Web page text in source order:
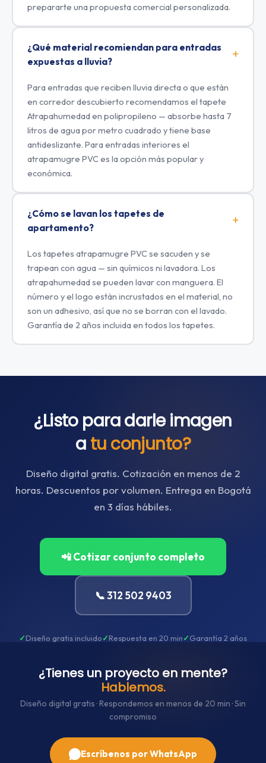
prepararte una propuesta comercial personalizada.
¿Qué material recomiendan para entradas
expuestas a lluvia?
Para entradas que reciben lluvia directa o que están
en corredor descubierto recomendamos el tapete
Atrapahumedad en polipropileno — absorbe hasta 7
litros de agua por metro cuadrado y tiene base
antideslizante. Para entradas interiores el
atrapamugre PVC es la opción más popular y
económica.
¿Cómo se lavan los tapetes de
apartamento?
Los tapetes atrapamugre PVC se sacuden y se
trapean con agua — sin químicos ni lavadora. Los
atrapahumedad se pueden lavar con manguera. El
número y el logo están incrustados en el material, no
son un adhesivo, así que no se borran con el lavado.
Garantía de 2 años incluida en todos los tapetes.
¿Listo para darle imagen
a tu conjunto?
Diseño digital gratis. Cotización en menos de 2
horas. Descuentos por volumen. Entrega en Bogotá
en 3 días hábiles.
📲 Cotizar conjunto completo
📞 312 502 9403
Diseño gratis incluido Respuesta en 20 min
Garantía 2 años
¿Tienes un proyecto en mente?
Hablemos.
Diseño digital gratis · Respondemos en menos de 20 min · Sin
compromiso
Escríbenos por WhatsApp